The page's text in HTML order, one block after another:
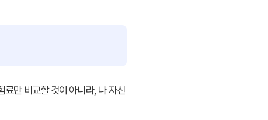
료만 비교할 것이 아니라, 나 자신